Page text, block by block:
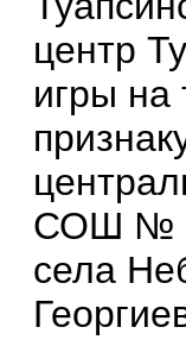
центр
игры на
СОШ №
села